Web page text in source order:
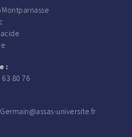
Montparnasse
:
63 80 76
universite.fr